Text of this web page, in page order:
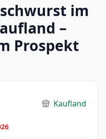
im
–
Prospekt
Kaufland